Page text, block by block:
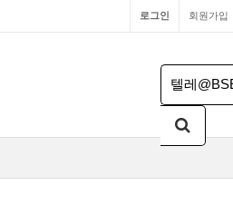
회원가입
로그인